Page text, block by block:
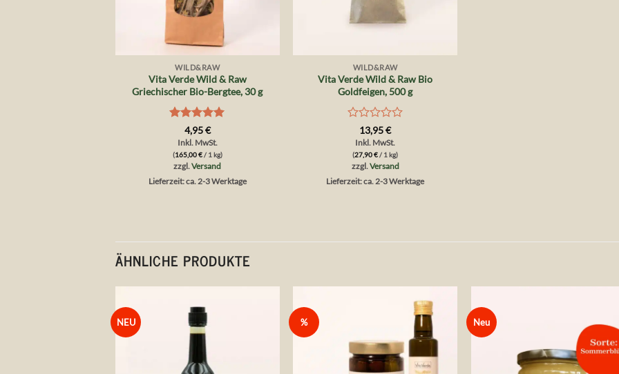
WILD&RAW
Vita Verde Wild & Raw
Griechischer Bio-Bergtee, 30 g
Bewertet
mit5 von
5
4,95€
Inkl. MwSt.
(165,00€/ 1 kg)
zzgl.Versand
Lieferzeit: ca. 2-3 Werktage
WILD&RAW
Vita Verde Wild & Raw Bio
Goldfeigen, 500 g
Bewertet
mit
von
5
13,95€
Inkl. MwSt.
(27,90€/ 1 kg)
zzgl. Versand
Lieferzeit: ca. 2-3 Werktage
ÄHNLICHE PRODUKTE
NEU %
Auf die
Wunschliste
Neu
Auf die